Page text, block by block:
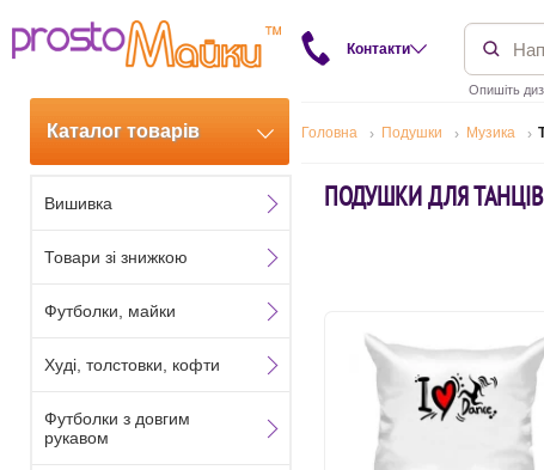
Контакти
Опишіть
Каталог товарів Головна Подушки Музика
ПОДУШКИ ДЛЯ ТАНЦІВ
Вишивка
Товари зі знижкою
Футболки, майки
Худі, толстовки, кофти
Футболки з довгим
рукавом